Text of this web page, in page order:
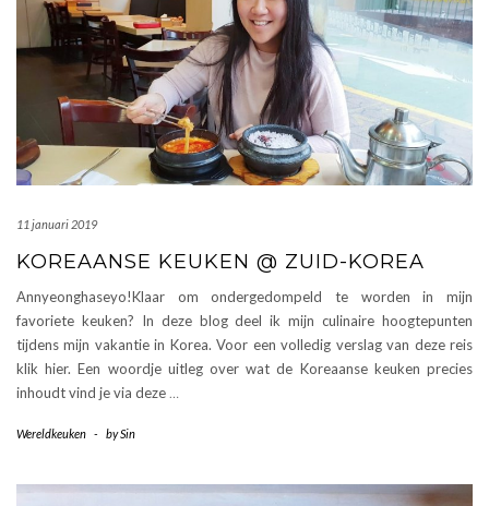
11 januari 2019
KOREAANSE KEUKEN @ ZUID-KOREA
Annyeonghaseyo!Klaar om ondergedompeld te worden in mijn
favoriete keuken? In deze blog deel ik mijn culinaire hoogtepunten
tijdens mijn vakantie in Korea. Voor een volledig verslag van deze reis
klik hier. Een woordje uitleg over wat de Koreaanse keuken precies
inhoudt vind je via deze …
Wereldkeuken - bySin